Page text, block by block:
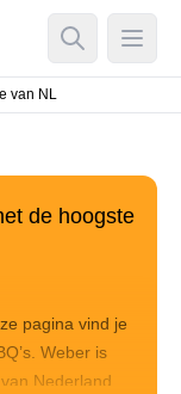
Open Open
van NL
de hoogste
pagina vind je
Weber is
Nederland.